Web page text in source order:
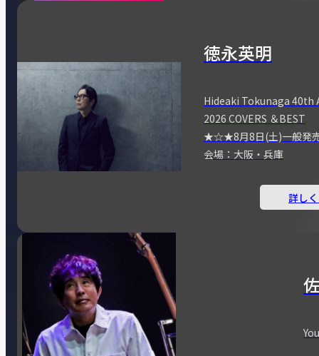
徳永英明
Hideaki Tokunaga 40th
2026 COVERS ＆BEST
★☆★8月8日(土)一般
会場：大阪・兵庫
詳し